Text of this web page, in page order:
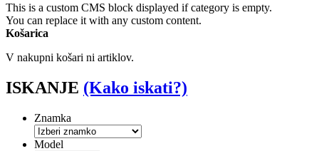
This is a custom CMS block displayed if category is empty.
You can replace it with any custom content.
Košarica
V nakupni košari ni artiklov.
ISKANJE (Kako iskati?)
Znamka
Model